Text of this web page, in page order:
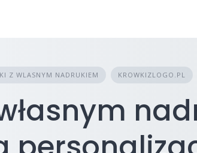
Z WLASNYM NADRUKIEM KROWKIZLOGO.PL